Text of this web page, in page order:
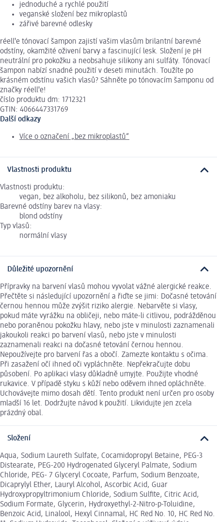
jednoduché a rychlé použití
veganské složení bez mikroplastů
zářivé barevné odlesky
réellꞌe tónovací šampon zajistí vašim vlasům brilantní barevné
odstíny, okamžité oživení barvy a fascinující lesk. Složení je pH
neutrální pro pokožku a neobsahuje silikony ani sulfáty. Tónovací
šampon nabízí snadné použití v deseti minutách. Toužíte po
krásném odstínu vašich vlasů? Sáhněte po tónovacím šamponu od
značky réellꞌe!
číslo produktu dm: 1712321
GTIN: 4066447331769
Další odkazy
Více o označení „bez mikroplastů“
Vlastnosti produktu
Vlastnosti produktu:
vegan, bez alkoholu, bez silikonů, bez amoniaku
Barevné odstíny barev na vlasy:
blond odstíny
Typ vlasů:
normální vlasy
Důležité upozornění
Přípravky na barvení vlasů mohou vyvolat vážné alergické reakce.
Přečtěte si následující upozornění a řiďte se jimi: Dočasné tetování
černou hennou může zvýšit riziko alergie. Nebarvěte si vlasy,
pokud máte vyrážku na obličeji, nebo máte-li citlivou, podrážděnou
nebo poraněnou pokožku hlavy, nebo jste v minulosti zaznamenali
jakoukoli reakci po barvení vlasů, nebo jste v minulosti
zaznamenali reakci na dočasné tetování černou hennou.
Nepoužívejte pro barvení řas a obočí. Zamezte kontaktu s očima.
Při zasažení očí ihned oči vypláchněte. Nepřekračujte dobu
působení. Po aplikaci vlasy důkladně umyjte. Použijte vhodné
rukavice. V případě styku s kůží nebo oděvem ihned opláchněte.
Uchovávejte mimo dosah dětí. Tento produkt není určen pro osoby
mladší 16 let. Dodržujte návod k použití. Likvidujte jen zcela
prázdný obal.
Složení
Aqua, Sodium Laureth Sulfate, Cocamidopropyl Betaine, PEG-3
Distearate, PEG-200 Hydrogenated Glyceryl Palmate, Sodium
Chloride, PEG- 7 Glyceryl Cocoate, Parfum, Sodium Benzoate,
Dicaprylyl Ether, Lauryl Alcohol, Ascorbic Acid, Guar
Hydroxypropyltrimonium Chloride, Sodium Sulfite, Citric Acid,
Sodium Formate, Glycerin, Hydroxyethyl-2-Nitro-p-Toluidine,
Benzoic Acid, Linalool, Hexyl Cinnamal, HC Red No. 10, HC Red No.